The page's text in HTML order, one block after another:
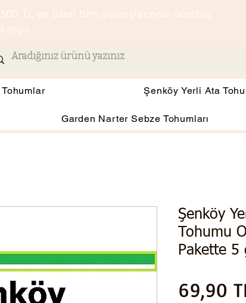
500 TL ve üzeri tüm siparişlerinde ücretsiz
kargo
Tohumlar Şenköy Yerli Ata
Garden Narter Sebze Tohumları
Şenköy
Tohumu
Pakette 5
69,90